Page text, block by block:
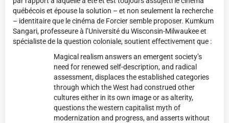
québécois et épouse la solution – et non seulement la recherche
– identitaire que le cinéma de Forcier semble proposer. Kumkum
Sangari, professeure à l’Université du Wisconsin-Milwaukee et
spécialiste de la question coloniale, soutient effectivement que :
Magical realism answers an emergent society’s
need for renewed self-description, and radical
assessment, displaces the established categories
through which the West had construed other
cultures either in its own image or as alterity,
questions the western capitalist myth of
modernization and progress, and asserts without